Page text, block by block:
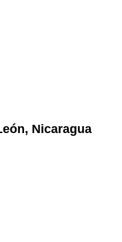
Nicaragua